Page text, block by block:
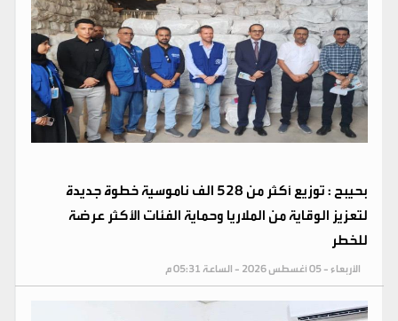
بحيبح : توزيع أكثر من 528 الف ناموسية خطوة جديدة
لتعزيز الوقاية من الملاريا وحماية الفئات الأكثر عرضة
للخطر
الأربعاء - 05 أغسطس 2026 - الساعة 05:31 م